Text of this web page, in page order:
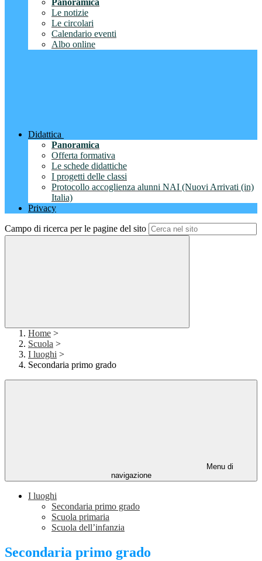
Panoramica
Le notizie
Le circolari
Calendario eventi
Albo online
Didattica
Panoramica
Offerta formativa
Le schede didattiche
I progetti delle classi
Protocollo accoglienza alunni NAI (Nuovi Arrivati (in)
Italia)
Privacy
Campo di ricerca per le pagine del sito
Home >
Scuola >
I luoghi >
Secondaria primo grado
Menu di
navigazione
I luoghi
Secondaria primo grado
Scuola primaria
Scuola dell’infanzia
Secondaria primo grado